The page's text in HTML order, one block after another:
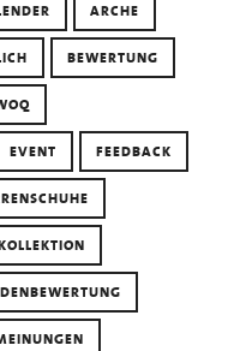
ARCHE
BEWERTUNG
EVENT FEEDBACK